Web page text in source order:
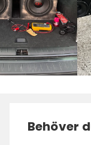
Behöver